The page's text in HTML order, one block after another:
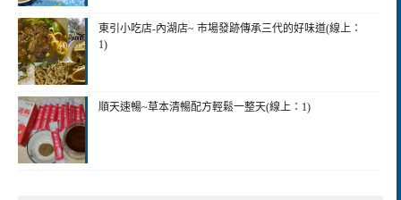
東引小吃店-內湖店~ 市場發跡傳承三代的好味道(線上：
1)
順天速暢~草本清暢配方輕鬆一整天(線上：1)